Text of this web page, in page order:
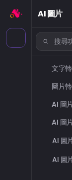
AI 圖片
文字
圖片
AI 圖
AI 圖
AI 圖
AI 圖